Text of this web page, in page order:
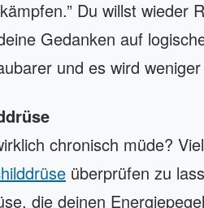
Du willst wieder
Gedanken auf
und es wird
chronisch müde?
überprüfen zu
die deinen